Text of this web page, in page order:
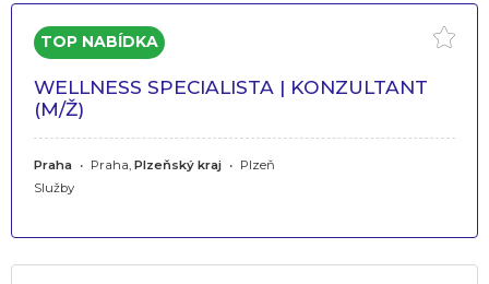
WELLNESS SPECIALISTA | KONZULTANT
(M/Ž)
Praha • Praha, Plzeňský kraj • Plzeň
Služby